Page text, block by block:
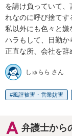
を請け負っていて
れなのに呼び捨てす
私以外にも色々と嫌
ハラもして、日勤か
正直な所、会社を辞
しゅらら さん
風評被害・営業妨害
弁護士から